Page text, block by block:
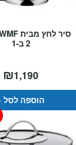
2 ב-1
₪1,190
הוספה לסל